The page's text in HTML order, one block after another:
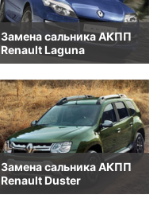
Замена сальника АКПП
Renault Laguna
Замена сальника АКПП
Renault Duster